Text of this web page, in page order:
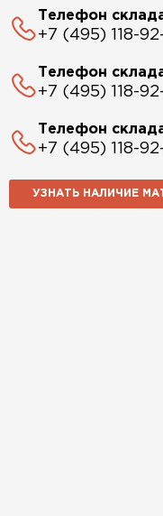
Телефон
+7 (495) 118-
Телефон
+7 (495) 118-
Телефон
+7 (495) 118-
УЗНАТЬ НАЛИЧИЕ